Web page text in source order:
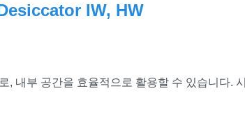
IW, HW
, 내부 공간을 효율적으로 활용할 수 있습니다.